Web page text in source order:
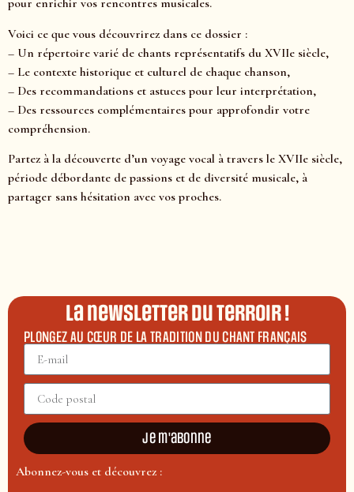
pour enrichir vos rencontres musicales.
Voici ce que vous découvrirez dans ce dossier :
– Un répertoire varié de chants représentatifs du XVIIe siècle,
– Le contexte historique et culturel de chaque chanson,
– Des recommandations et astuces pour leur interprétation,
– Des ressources complémentaires pour approfondir votre
compréhension.
Partez à la découverte d’un voyage vocal à travers le XVIIe siècle,
période débordante de passions et de diversité musicale, à
partager sans hésitation avec vos proches.
La newsletter du terroir !
PLONGEZ AU CŒUR DE LA TRADITION DU CHANT FRANÇAIS
Je m'abonne
Abonnez-vous et découvrez :